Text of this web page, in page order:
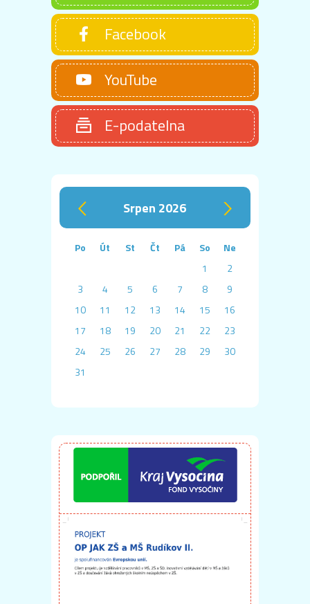
Facebook
YouTube
E-podatelna
‹ srpen 2026 ›
Po Út St Čt Pá So
Ne
1
2
3
4 5 6 7 8
9
10
11 12 13 14 15
16
17
18 19 20 21 22
23
24
25 26 27 28 29
30
31